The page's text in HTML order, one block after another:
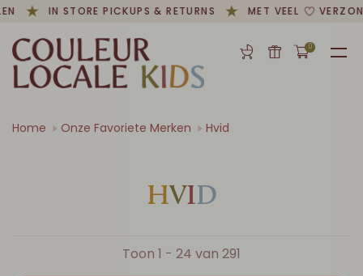
IN STORE PICKUPS & RETURNS MET VEEL
0
Home Onze Favoriete Merken Hvid
HVID
Toon 1 - 24 van 291